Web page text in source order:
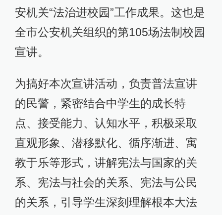
安机关“法治进校园”工作成果。这也是
全市公安机关组织的第105场法制校园
宣讲。
为搞好本次宣讲活动，负责普法宣讲
的民警，紧密结合中学生的成长特
点、接受能力、认知水平，积极采取
直观形象、潜移默化、循序渐进、寓
教于乐等形式，讲解宪法与国家的关
系、宪法与社会的关系、宪法与公民
的关系，引导学生深刻理解根本大法